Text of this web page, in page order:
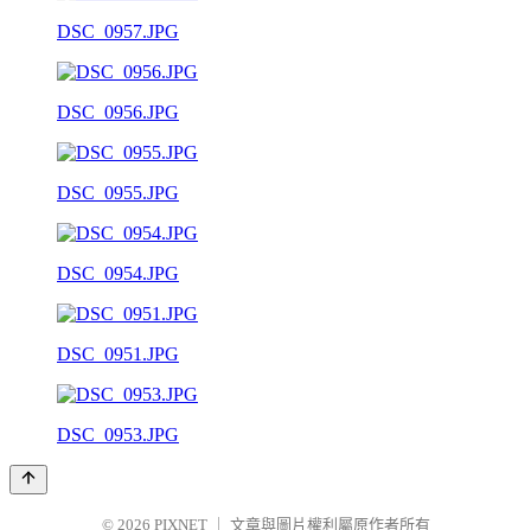
DSC_0957.JPG
DSC_0956.JPG
DSC_0955.JPG
DSC_0954.JPG
DSC_0951.JPG
DSC_0953.JPG
© 2026 PIXNET 文章與圖片權利屬原作者所有